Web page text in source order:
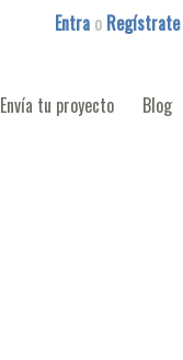
Entra o Regístrate
Envía tu proyecto Blog